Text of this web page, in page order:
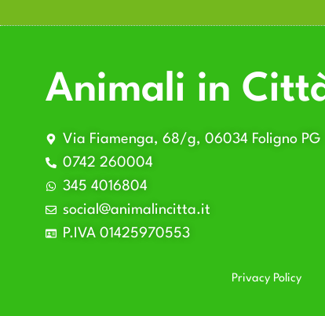
Animali in
Via Fiamenga, 68/g, 06034 Foligno PG
0742 260004
345 4016804
social@animalincitta.it
P.IVA 01425970553
Privacy Policy